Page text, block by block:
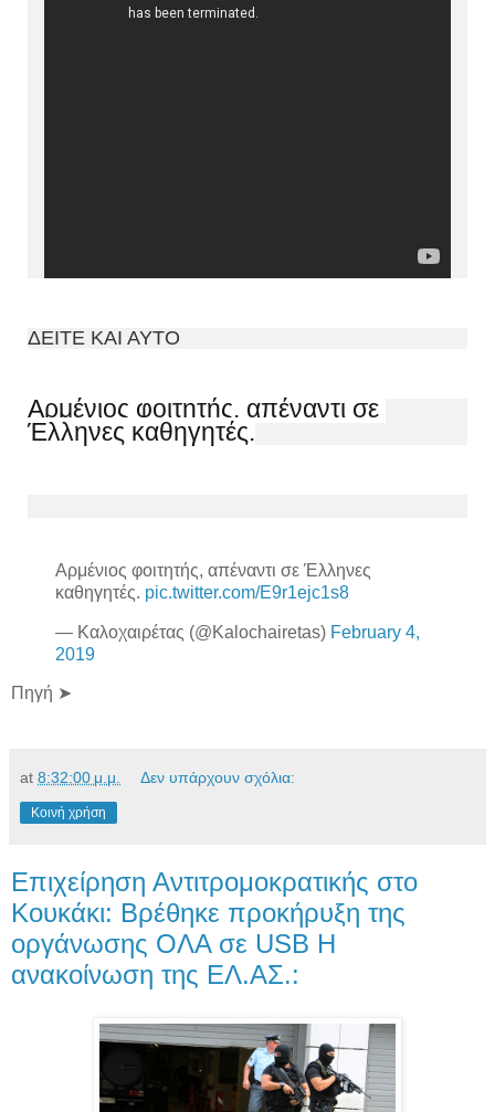
ΔΕΙΤΕ ΚΑΙ ΑΥΤΟ
Αρμένιος φοιτητής, απέναντι σε
Έλληνες καθηγητές.
Αρμένιος φοιτητής, απέναντι σε Έλληνες
καθηγητές. pic.twitter.com/E9r1ejc1s8
— Καλοχαιρέτας (@Kalochairetas) February 4,
2019
Πηγή ➤
at 8:32:00 μ.μ. Δεν υπάρχουν σχόλια:
Κοινή χρήση
Επιχείρηση Αντιτρομοκρατικής στο
Κουκάκι: Βρέθηκε προκήρυξη της
οργάνωσης ΟΛΑ σε USB Η
ανακοίνωση της ΕΛ.ΑΣ.: